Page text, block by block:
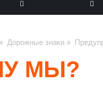
» Дорожные знаки »
МЫ?